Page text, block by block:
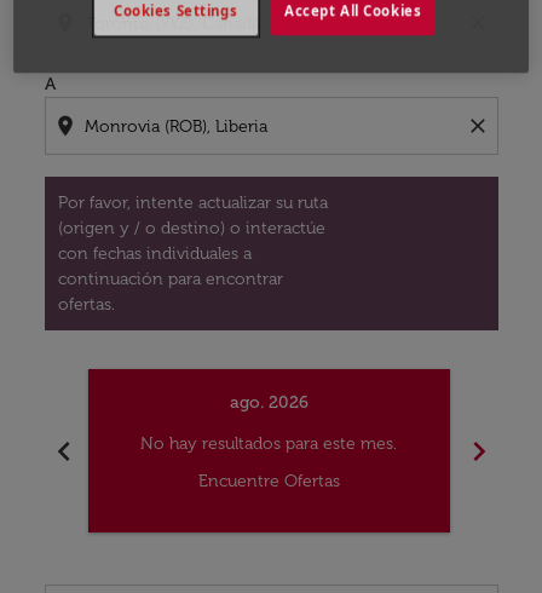
A
location_on close
Por favor, intente actualizar su ruta
(origen y / o destino) o interactúe
con fechas individuales a
continuación para encontrar
ofertas.
chevron_left
ago. 2026
No hay resultados para este mes.
Encuentre Ofertas
chevron_right
Accept All Cookies
Cookies Settings